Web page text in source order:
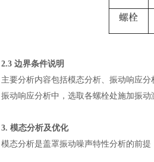
2.3 边界条件说明
主要分析内容包括模态分析、振动响应分
振动响应分析中，选取各螺栓处施加振
3. 模态分析及优化
模态分析是盖罩振动噪声特性分析的前